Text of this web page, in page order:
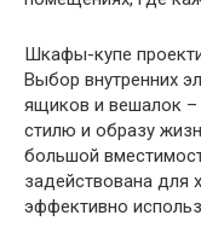
Шкафы-купе
Выбор внутренних
ящиков и вешалок –
стилю и образу
большой
задействована для
эффективно